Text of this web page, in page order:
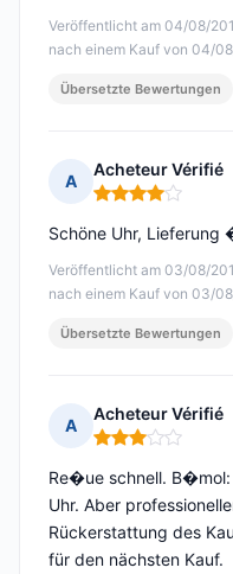
Veröffentlicht am 04/08/
nach einem Kauf von 04/
Übersetzte Bewertungen
A
Acheteur Vérifié
Hinweis: 4 von 5
Veröffentlicht am 03/08/
nach einem Kauf von 03/
Schöne Uhr, Lieferung
Übersetzte Bewertungen
A
Acheteur Vérifié
Hinweis: 3 von 5
Re�ue schnell.
Uhr. Aber
Rückerstattung des
für den nächsten Kauf.